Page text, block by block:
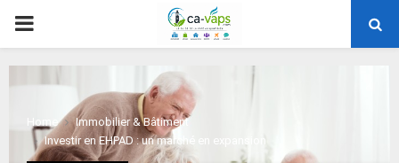
PRIMARY
MENU
Home
Immobilier & Bâtiment
Investir en EHPAD : un marché en expansion